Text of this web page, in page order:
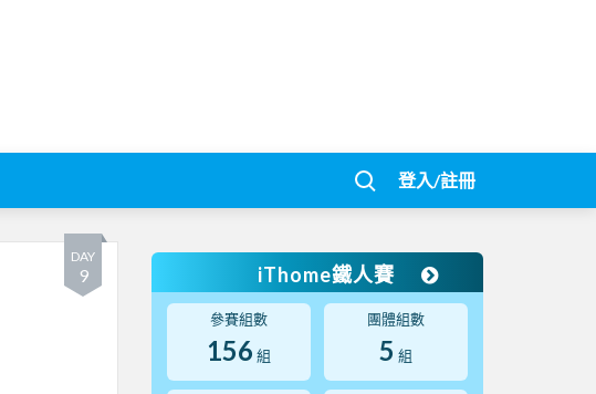
登入/註冊
DAY
9 iThome鐵人賽
參賽組數
156 組
團體組數
5 組